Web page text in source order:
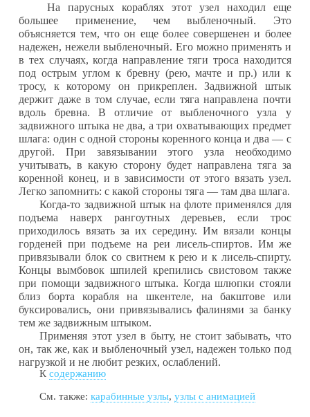
На парусных кораблях этот узел находил еще
большее применение, чем выбленочный. Это
объясняется тем, что он еще более совершенен и более
надежен, нежели выбленочный. Его можно применять и
в тех случаях, когда направление тяги троса находится
под острым углом к бревну (рею, мачте и пр.) или к
тросу, к которому он прикреплен. Задвижной штык
держит даже в том случае, если тяга направлена почти
вдоль бревна. В отличие от выбленочного узла у
задвижного штыка не два, а три охватывающих предмет
шлага: один с одной стороны коренного конца и два — с
другой. При завязывании этого узла необходимо
учитывать, в какую сторону будет на­правлена тяга за
коренной конец, и в зависимости от этого вязать узел.
Легко запомнить: с какой стороны тяга — там два шлага.
Когда-то задвижной штык на флоте применялся для
подъема наверх рангоутных деревьев, если трос
приходи­лось вязать за их середину. Им вязали концы
горденей при подъеме на реи лисель-спиртов. Им же
привязывали блок со свитнем к рею и к лисель-спирту.
Концы вымбовок шпилей крепились свистовом также
при помощи задвижно­го штыка. Когда шлюпки стояли
близ борта корабля на шкентеле, на бакштове или
буксировались, они привязыва­лись фалинями за банку
тем же задвижным штыком.
Применяя этот узел в быту, не стоит забывать, что
он, так же, как и выбленочный узел, надежен только под
на­грузкой и не любит резких, ослаблений.
Ксодержанию
См. также:карабинные узлы,узлы с анимацией